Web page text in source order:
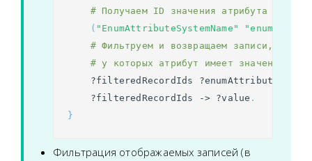
# Получаем ID значения атрибута по
( "EnumAttributeSystemName"
# Фильтруем и возвращаем записи,
# у которых атрибут имеет значение
?filteredRecordIds
?enumAttribute
?filteredRecordIds
-> ?value .
}
Фильтрация отображаемых записей (в